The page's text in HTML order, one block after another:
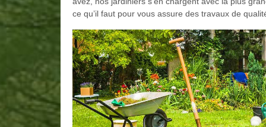
ce qu’il faut pour vous assure des travaux de